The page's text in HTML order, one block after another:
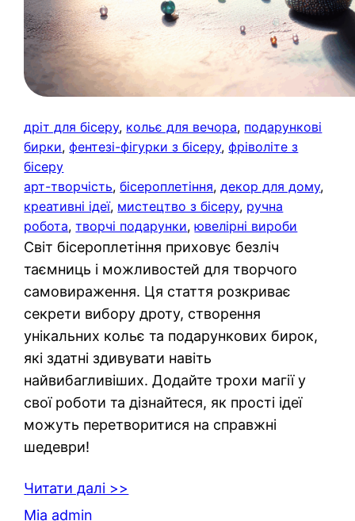
дріт для бісеру, кольє для вечора, подарункові
бирки, фентезі-фігурки з бісеру, фріволіте з
бісеру
арт-творчість, бісероплетіння, декор для дому
креативні ідеї, мистецтво з бісеру, ручна
робота, творчі подарунки, ювелірні вироби
Світ бісероплетіння приховує безліч
таємниць і можливостей для творчого
самовираження. Ця стаття розкриває
секрети вибору дроту, створення
унікальних кольє та подарункових бирок,
які здатні здивувати навіть
найвибагливіших. Додайте трохи магії у
свої роботи та дізнайтеся, як прості ідеї
можуть перетворитися на справжні
шедеври!
Читати далі >>
Mia admin